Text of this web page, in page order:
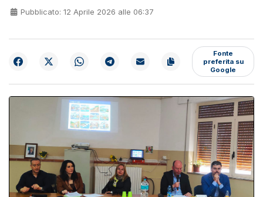
Pubblicato: 12 Aprile 2026 alle 06:37
Fonte
preferita su
Google